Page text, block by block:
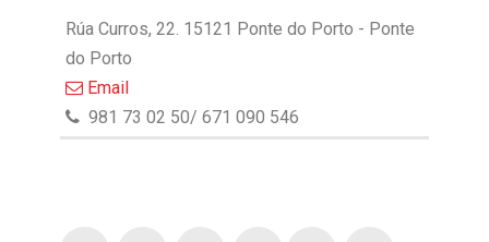
Rúa Curros, 22. 15121 Ponte do Porto - Ponte
do Porto
Email
981 73 02 50/ 671 090 546